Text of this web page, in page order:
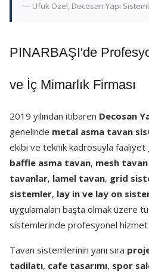
— Ufuk Özel, Decosan Yapı
PINARBAŞI'de
ve İç Mimarlık Firması
2019 yılından itibaren Decosan
genelinde metal asma tavan
ekibi ve teknik kadrosuyla
baffle asma tavan, mesh
tavanlar, lamel tavan, grid
sistemler, lay in ve lay on
uygulamaları başta olmak üzere
sistemlerinde profesyonel
Tavan sistemlerinin yanı sıra
tadilatı, cafe tasarımı, spor